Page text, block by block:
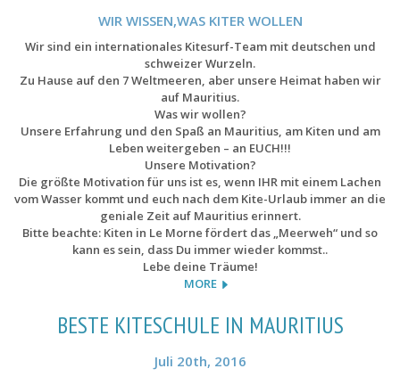
WIR WISSEN,WAS KITER WOLLEN
Wir sind ein internationales Kitesurf-Team mit deutschen und
schweizer Wurzeln.
Zu Hause auf den 7 Weltmeeren, aber unsere Heimat haben wir
auf Mauritius.
Was wir wollen?
Unsere Erfahrung und den Spaß an Mauritius, am Kiten und am
Leben weitergeben – an EUCH!!!
Unsere Motivation?
Die größte Motivation für uns ist es, wenn IHR mit einem Lachen
vom Wasser kommt und euch nach dem Kite-Urlaub immer an die
geniale Zeit auf Mauritius erinnert.
Bitte beachte: Kiten in Le Morne fördert das „Meerweh“ und so
kann es sein, dass Du immer wieder kommst..
Lebe deine Träume!
MORE
BESTE KITESCHULE IN MAURITIUS
Juli 20th, 2016